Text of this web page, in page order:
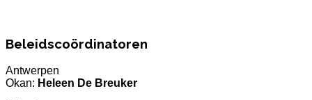
Beleidscoördinatoren
Antwerpen
Okan: Heleen De Breuker